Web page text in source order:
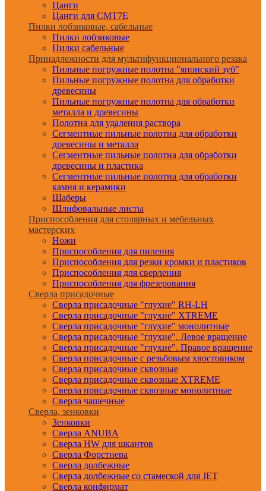
Цанги
Цанги для CMT7E
Пилки лобзиковые, сабельные
Пилки лобзиковые
Пилки сабельные
Принадлежности для мультифункционального резака
Пильные погружные полотна "японский зуб"
Пильные погружные полотна для обработки
древесины
Пильные погружные полотна для обработки
металла и древесины
Полотна для удаления раствора
Сегментные пильные полотна для обработки
древесины и металла
Сегментные пильные полотна для обработки
древесины и пластика
Сегментные пильные полотна для обработки
камня и керамики
Шаберы
Шлифовальные листы
Приспособления для столярных и мебельных
мастерских
Ножи
Приспособления для пиления
Приспособления для резки кромки и пластиков
Приспособления для сверления
Приспособления для фрезерования
Сверла присадочные
Сверла присадочные "глухие" RH-LH
Сверла присадочные "глухие" XTREME
Сверла присадочные "глухие" монолитные
Сверла присадочные "глухие". Левое вращение
Сверла присадочные "глухие". Правое вращение
Сверла присадочные с резьбовым хвостовиком
Сверла присадочные сквозные
Сверла присадочные сквозные XTREME
Сверла присадочные сквозные монолитные
Сверла чашечные
Сверла, зенковки
Зенковки
Сверла ANUBA
Сверла HW для шкантов
Сверла Форстнера
Сверла долбежные
Сверла долбежные со стамеской для JET
Сверла конфирмат